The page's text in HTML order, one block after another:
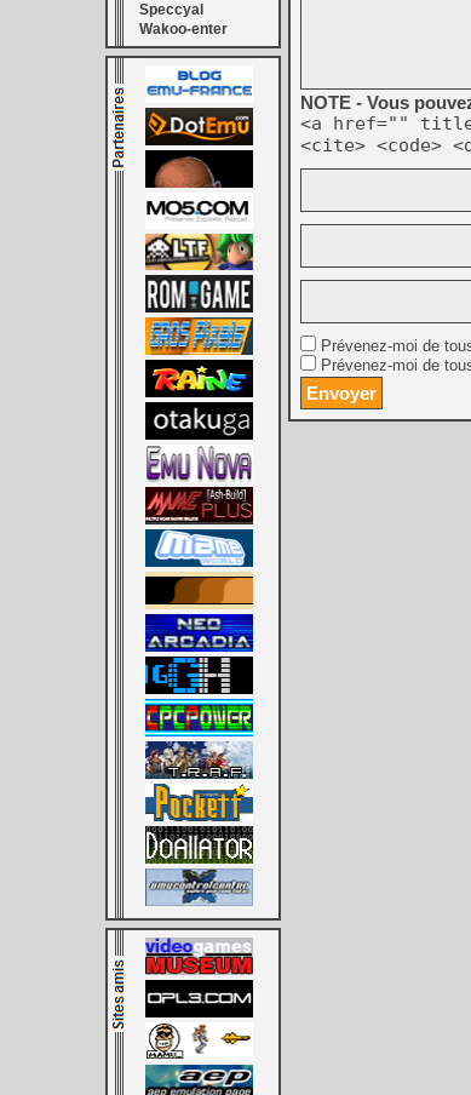
Speccyal
Wakoo-enter
NOTE - Vous
<a href=""
<cite> <code>
Prévenez-moi de
Prévenez-moi de